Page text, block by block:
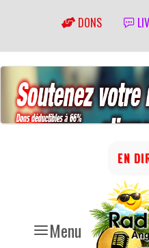
DONS
Menu
EN